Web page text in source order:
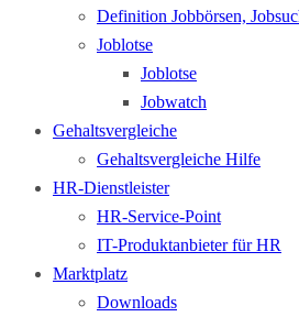
Definition Jobbörsen,
Joblotse
Joblotse
Jobwatch
Gehaltsvergleiche
Gehaltsvergleiche Hilfe
HR-Dienstleister
HR-Service-Point
IT-Produktanbieter für HR
Marktplatz
Downloads